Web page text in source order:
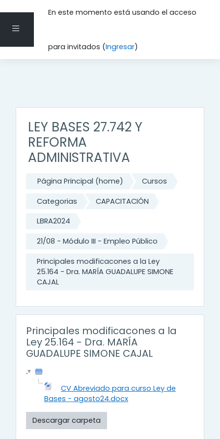
Pánel lateral
En este momento está usando el acceso
para invitados (Ingresar)
Saltar al contenido principal
LEY BASES 27.742 Y
REFORMA
ADMINISTRATIVA
Página Principal (home) Cursos
Categorias CAPACITACIÓN
LBRA2024
21/08 - Módulo III - Empleo Público
Principales modificacones a la Ley
25.164 - Dra. MARÍA GUADALUPE SIMONE
CAJAL
Principales modificacones a la
Ley 25.164 - Dra. MARÍA
GUADALUPE SIMONE CAJAL
CV Abreviado para curso Ley de
Bases - agosto24.docx
Descargar carpeta